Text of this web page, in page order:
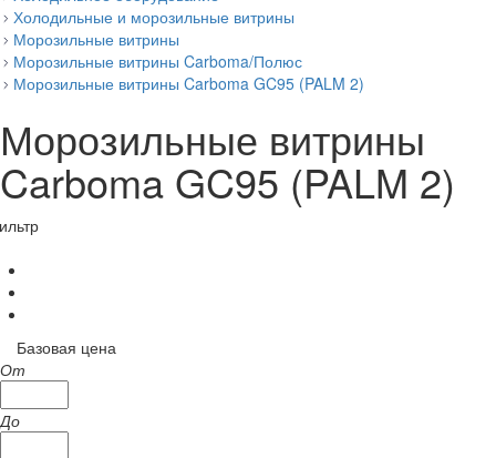
Холодильные и морозильные витрины
Морозильные витрины
Морозильные витрины Carboma/Полюс
Морозильные витрины Carboma GC95 (PALM 2)
Морозильные витрины
Carboma GC95 (PALM 2)
Базовая цена
От
До